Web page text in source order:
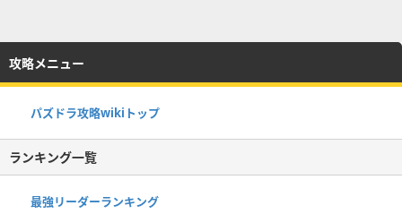
攻略メニュー
パズドラ攻略wikiトップ
ランキング一覧
最強リーダーランキング